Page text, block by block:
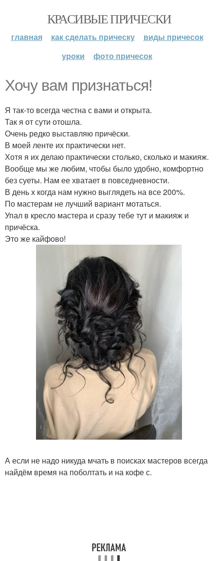
КРАСИВЫЕ ПРИЧЕСКИ
главная как сделать прическу
виды причесок
уроки
фото причесок
Хочу вам признаться!
Я так-то всегда честна с вами и открыта.
Так я от сути отошла.
Очень редко выставляю причёски.
В моей ленте их практически нет.
Хотя я их делаю практически столько, сколько и макияж.
Вообще мы же любим, чтобы было удобно, комфортно
без суеты. Нам ее хватает в повседневности.
В день х когда нам нужно выглядеть на все 200%.
По мастерам не лучший вариант мотаться.
Упал в кресло мастера и сразу тебе тут и макияж и
причёска.
Это же кайфово!
А если не надо никуда мчать в поисках мастеров всегда
найдём время на поболтать и на кофе с.